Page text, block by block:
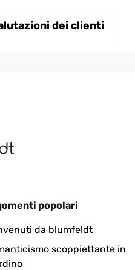
dei clienti
popolari
da blumfeldt
scoppiettante in